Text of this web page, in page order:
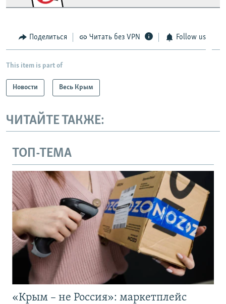
Поделиться Читать без VPN Follow us
This item is part of
Новости Весь Крым
ЧИТАЙТЕ ТАКЖЕ:
ТОП-ТЕМА
«Крым – не Россия»: маркетплейс